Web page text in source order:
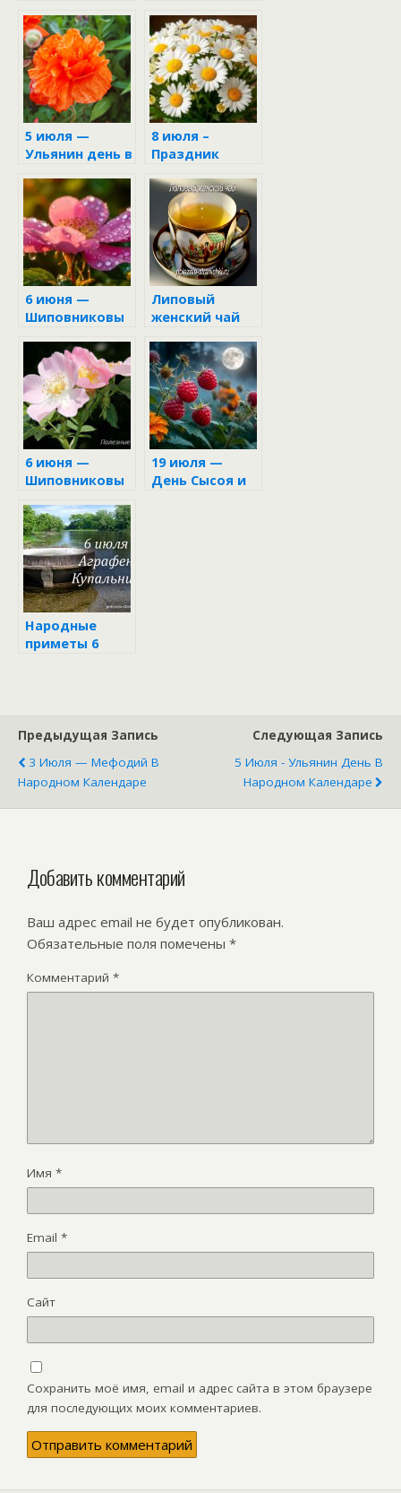
5 июля —
Ульянин день в
календаре
8 июля –
Праздник
Февронии в
народном
календаре
6 июня —
Шиповниковы
Липовый
женский чай
6 июня —
Шиповниковы
19 июля —
День Сысоя и
Народные
приметы 6
Предыдущая Запись
3 Июля — Мефодий В
Народном Календаре
Следующая Запись
5 Июля - Ульянин День В
Народном Календаре
Добавить комментарий
Ваш адрес email не будет опубликован.
Обязательные поля помечены *
Комментарий *
Имя *
Email *
Сайт
Сохранить моё имя, email и адрес сайта в этом браузере
для последующих моих комментариев.